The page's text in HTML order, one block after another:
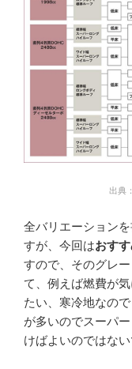
出典
全バリエーション
すが、今回はおす
すので、そのグレ
て、例えば燃費が
たい、寒冷地なの
が多いのでスーパ
けばよいのではない